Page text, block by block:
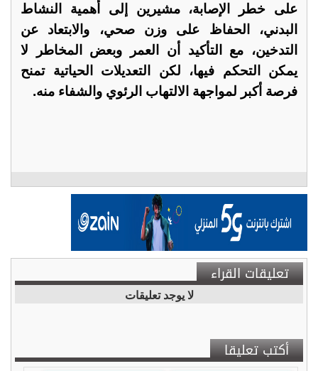
على خطر الإصابة، مشيرين إلى أهمية النشاط
البدني، الحفاظ على وزن صحي، والابتعاد عن
التدخين، مع التأكيد أن العمر وبعض المخاطر لا
يمكن التحكم فيها، لكن التعديلات الحياتية تمنح
فرصة أكبر لمواجهة الالتهاب الرئوي والشفاء منه.
تعليقات القراء
لا يوجد تعليقات
أكتب تعليقا